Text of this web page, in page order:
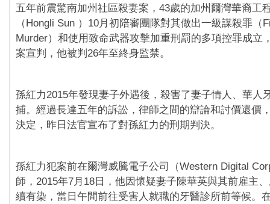
五年前震驚南加州社區殺妻案，43歲的加州爾灣華裔工
（Hongli Sun ）10月初陪審團隊對其做出一級謀殺罪（
Murder）和使用致命武器攻擊加重刑罰的多項控罪成立
案宣判，他被判26年至終身監禁。
孫紅力2015年發現妻子外遇後，殺害了妻子情人、華人
捕。經過長達五年的訴訟，律師之間的辯論和討價還價
決定，昨日法官宣布了對孫紅力的刑期判決。
孫紅力犯案前在爾灣威騰電子公司（Western Digital
師，2015年7月18日，他因懷疑妻子陳華英與其前雇主
續有染，當日午間前往受害人就職的牙醫診所前等候。